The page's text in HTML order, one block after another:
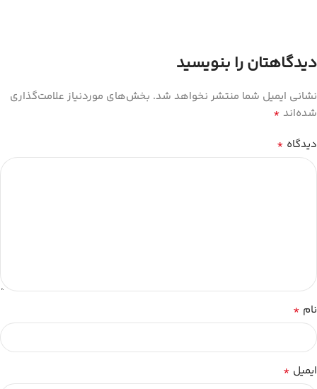
دیدگاهتان را بنویسید
نشانی ایمیل شما منتشر نخواهد شد. بخش‌های موردنیاز علامت‌گذاری
شده‌اند *
دیدگاه *
نام *
ایمیل *